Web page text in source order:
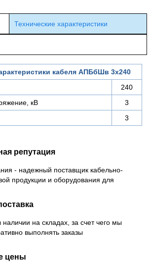
Технические характеристики
кабеля АПБбШв 3х240
240
кВ
3
3
репутация
- надежный поставщик кабельно-
продукции и оборудования для
наличии на складах, за счет чего мы
выполнять заказы
цены